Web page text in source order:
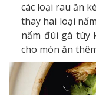
các loại rau ăn
thay hai loại
nấm đùi gà tùy
cho món ăn